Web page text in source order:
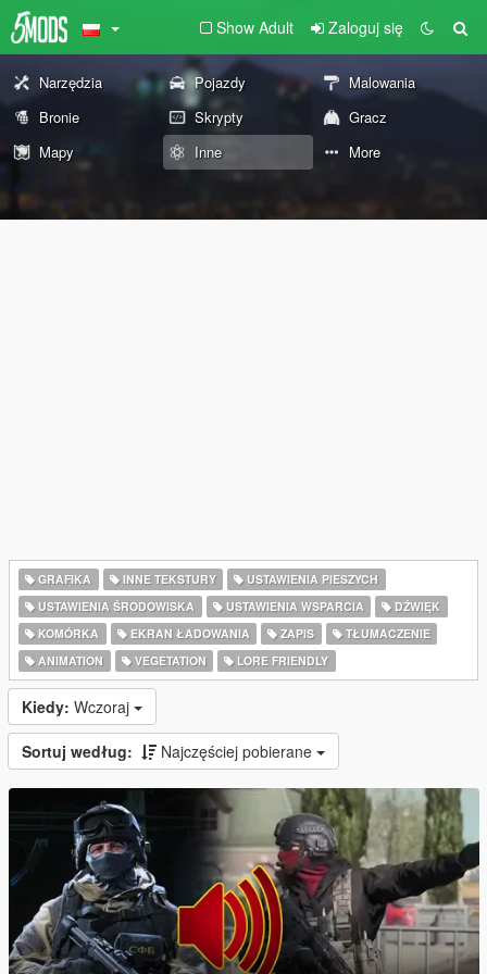
Show Adult Zaloguj się
Narzędzia Pojazdy
Malowania
Bronie
Skrypty
Gracz
Mapy
Inne More
GRAFIKA INNE TEKSTURY
USTAWIENIA PIESZYCH
USTAWIENIA ŚRODOWISKA
USTAWIENIA WSPARCIA
DŹWIĘK
KOMÓRKA
EKRAN ŁADOWANIA ZAPIS
TŁUMACZENIE
ANIMATION
VEGETATION LORE FRIENDLY
Kiedy: Wczoraj
Sortuj według: Najczęściej pobierane